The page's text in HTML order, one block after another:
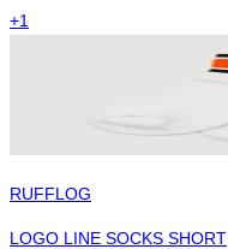
+1
RUFFLOG
LOGO LINE SOCKS SHORT